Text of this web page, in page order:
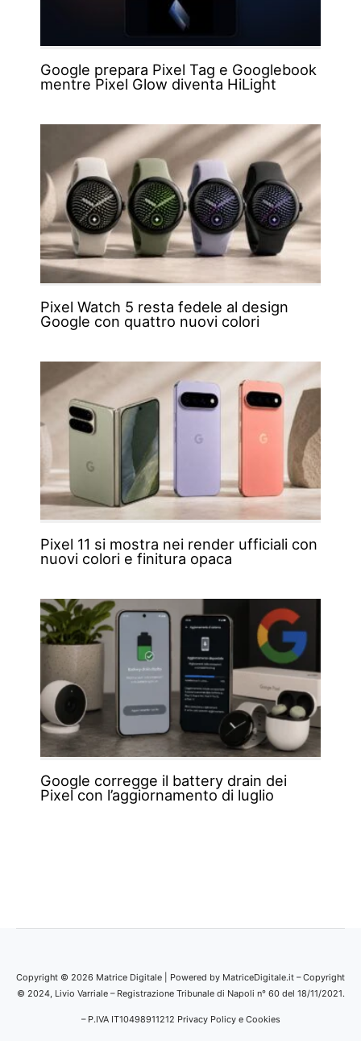
Google prepara Pixel Tag e Googlebook
mentre Pixel Glow diventa HiLight
Pixel Watch 5 resta fedele al design
Google con quattro nuovi colori
Pixel 11 si mostra nei render ufficiali con
nuovi colori e finitura opaca
Google corregge il battery drain dei
Pixel con l’aggiornamento di luglio
Copyright © 2026 Matrice Digitale | Powered by MatriceDigitale.it – Copyright
© 2024, Livio Varriale – Registrazione Tribunale di Napoli n° 60 del 18/11/2021.
– P.IVA IT10498911212 Privacy Policy e Cookies